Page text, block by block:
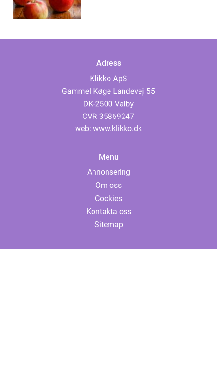
Adress
web: www.klikko.dk
Menu
Annonsering
Om oss
Cookies
Kontakta oss
Sitemap